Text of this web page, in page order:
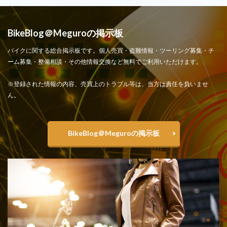
BikeBlog＠Meguroの掲示板
バイクに関する総合掲示板です。個人売買・盗難情報・ツーリング募集・チ
ーム募集・整備相談・その他情報交換など無料でご利用いただけます。
※登録された情報の内容、売買上のトラブル等は、当方は責任を負いませ
ん。
BikeBlog＠Meguroの掲示板